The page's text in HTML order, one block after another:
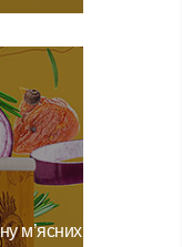
м’ясних